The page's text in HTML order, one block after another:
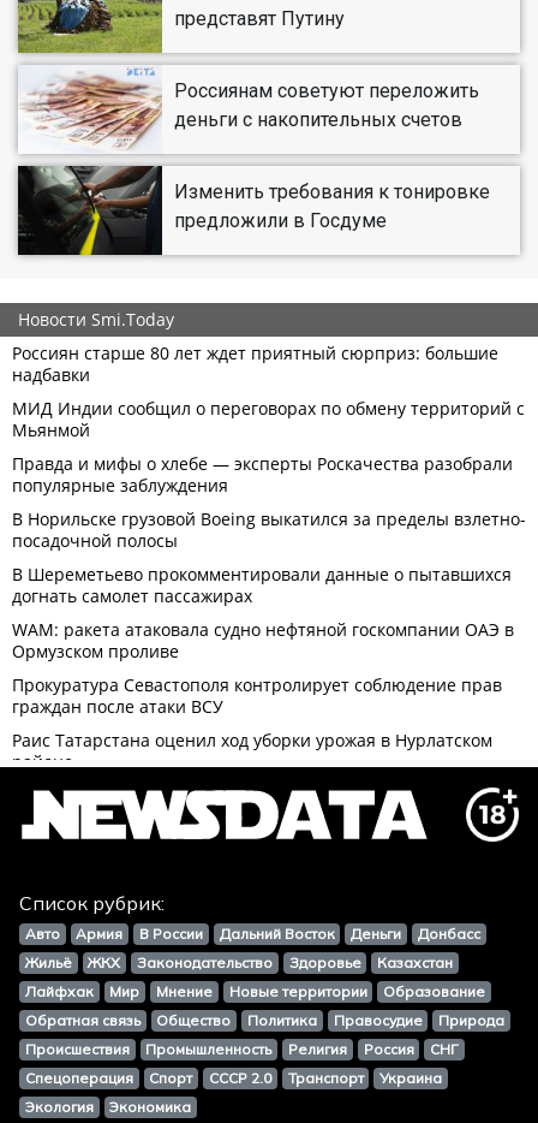
представят Путину
Россиянам советуют переложить
деньги с накопительных счетов
Изменить требования к тонировке
предложили в Госдуме
Список рубрик:
Авто Армия В России Дальний Восток Деньги
Донбасс
Жильё
ЖКХ Законодательство Здоровье
Казахстан
Лайфхак
Мир Мнение Новые территории
Образование
Обратная связь
Общество Политика Правосудие
Природа
Происшествия
Промышленность Религия Россия
СНГ
Спецоперация
Спорт СССР 2.0 Транспорт
Украина
Экология
Экономика